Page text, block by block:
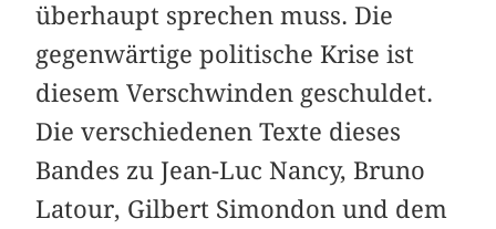
überhaupt sprechen muss. Die
gegenwärtige politische Krise ist
diesem Verschwinden geschuldet.
Die verschiedenen Texte dieses
Bandes zu Jean-Luc Nancy, Bruno
Latour, Gilbert Simondon und dem